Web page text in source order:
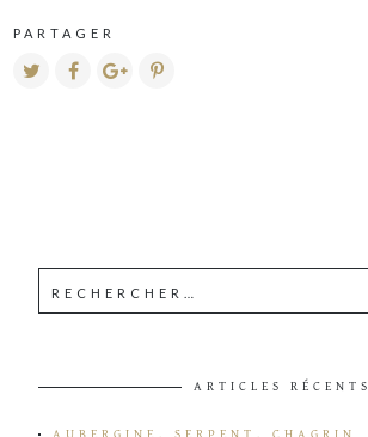
PARTAGER
ARTICLES RÉCENTS
AUBERGINE, SERPENT, CHAGRIN